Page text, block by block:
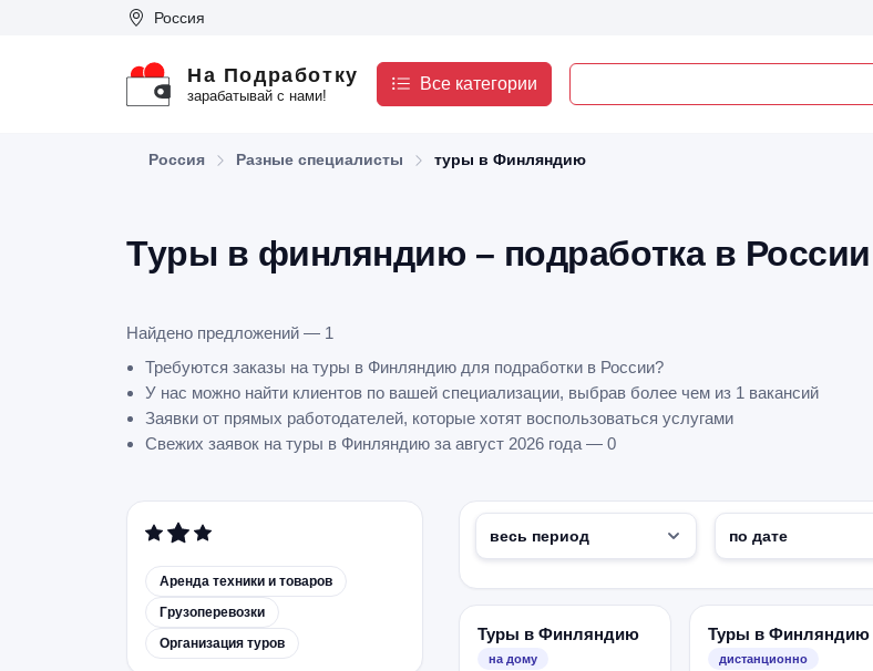
Россия
На Подработку
зарабатывай с нами!
Все категории
Россия Разные специалисты туры в Финляндию
Туры в финляндию – подработка в России
Найдено предложений — 1
Требуются заказы на туры в Финляндию для подработки в России?
У нас можно найти клиентов по вашей специализации, выбрав более чем из 1 вакансий
Заявки от прямых работодателей, которые хотят воспользоваться услугами
Свежих заявок на туры в Финляндию за август 2026 года — 0
Аренда техники и товаров
Грузоперевозки
Организация туров
Туры в Финляндию
на дому
Туры в Финляндию
дистанционно